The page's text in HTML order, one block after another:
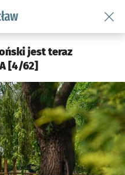
podserwis: Środowisko we
jest teraz
[4/62]